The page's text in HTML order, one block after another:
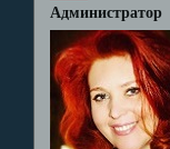
Администратор